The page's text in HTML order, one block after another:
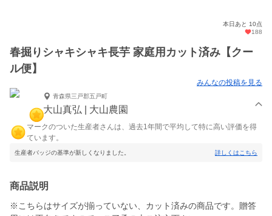
本日あと 10点
188
春掘りシャキシャキ長芋 家庭用カット済み【クー
ル便】
みんなの投稿を見る
青森県三戸郡五戸町
大山真弘 | 大山農園
マークのついた生産者さんは、過去1年間で平均して特に高い評価を得
ています。
生産者バッジの基準が新しくなりました。 詳しくはこちら
商品説明
※こちらはサイズが揃っていない、カット済みの商品です。贈答